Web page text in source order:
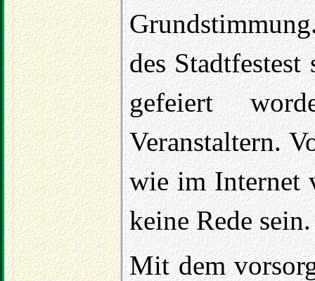
des
gefeiert
Veranstaltern.
wie im Internet
keine Rede sein.
Mit dem